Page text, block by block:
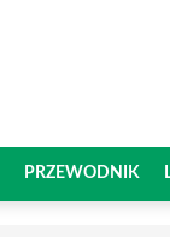
PRZEWODNIK